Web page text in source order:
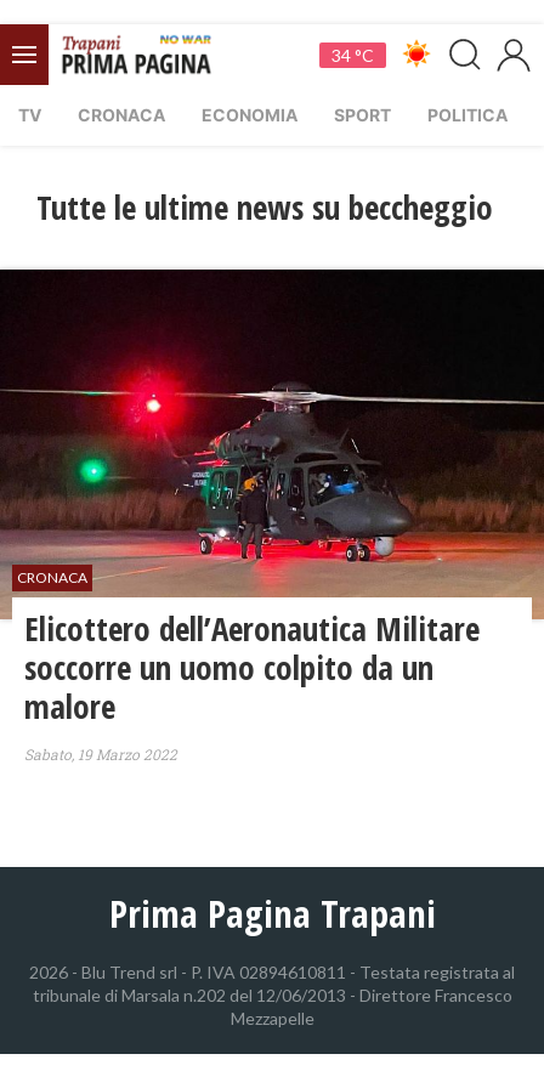
34 °C
TV CRONACA ECONOMIA SPORT POLITICA
Tutte le ultime news su beccheggio
CRONACA
Elicottero dell’Aeronautica Militare
soccorre un uomo colpito da un
malore
Sabato, 19 Marzo 2022
Prima Pagina Trapani
2026 - Blu Trend srl - P. IVA 02894610811 - Testata registrata al
tribunale di Marsala n.202 del 12/06/2013 - Direttore Francesco
Mezzapelle